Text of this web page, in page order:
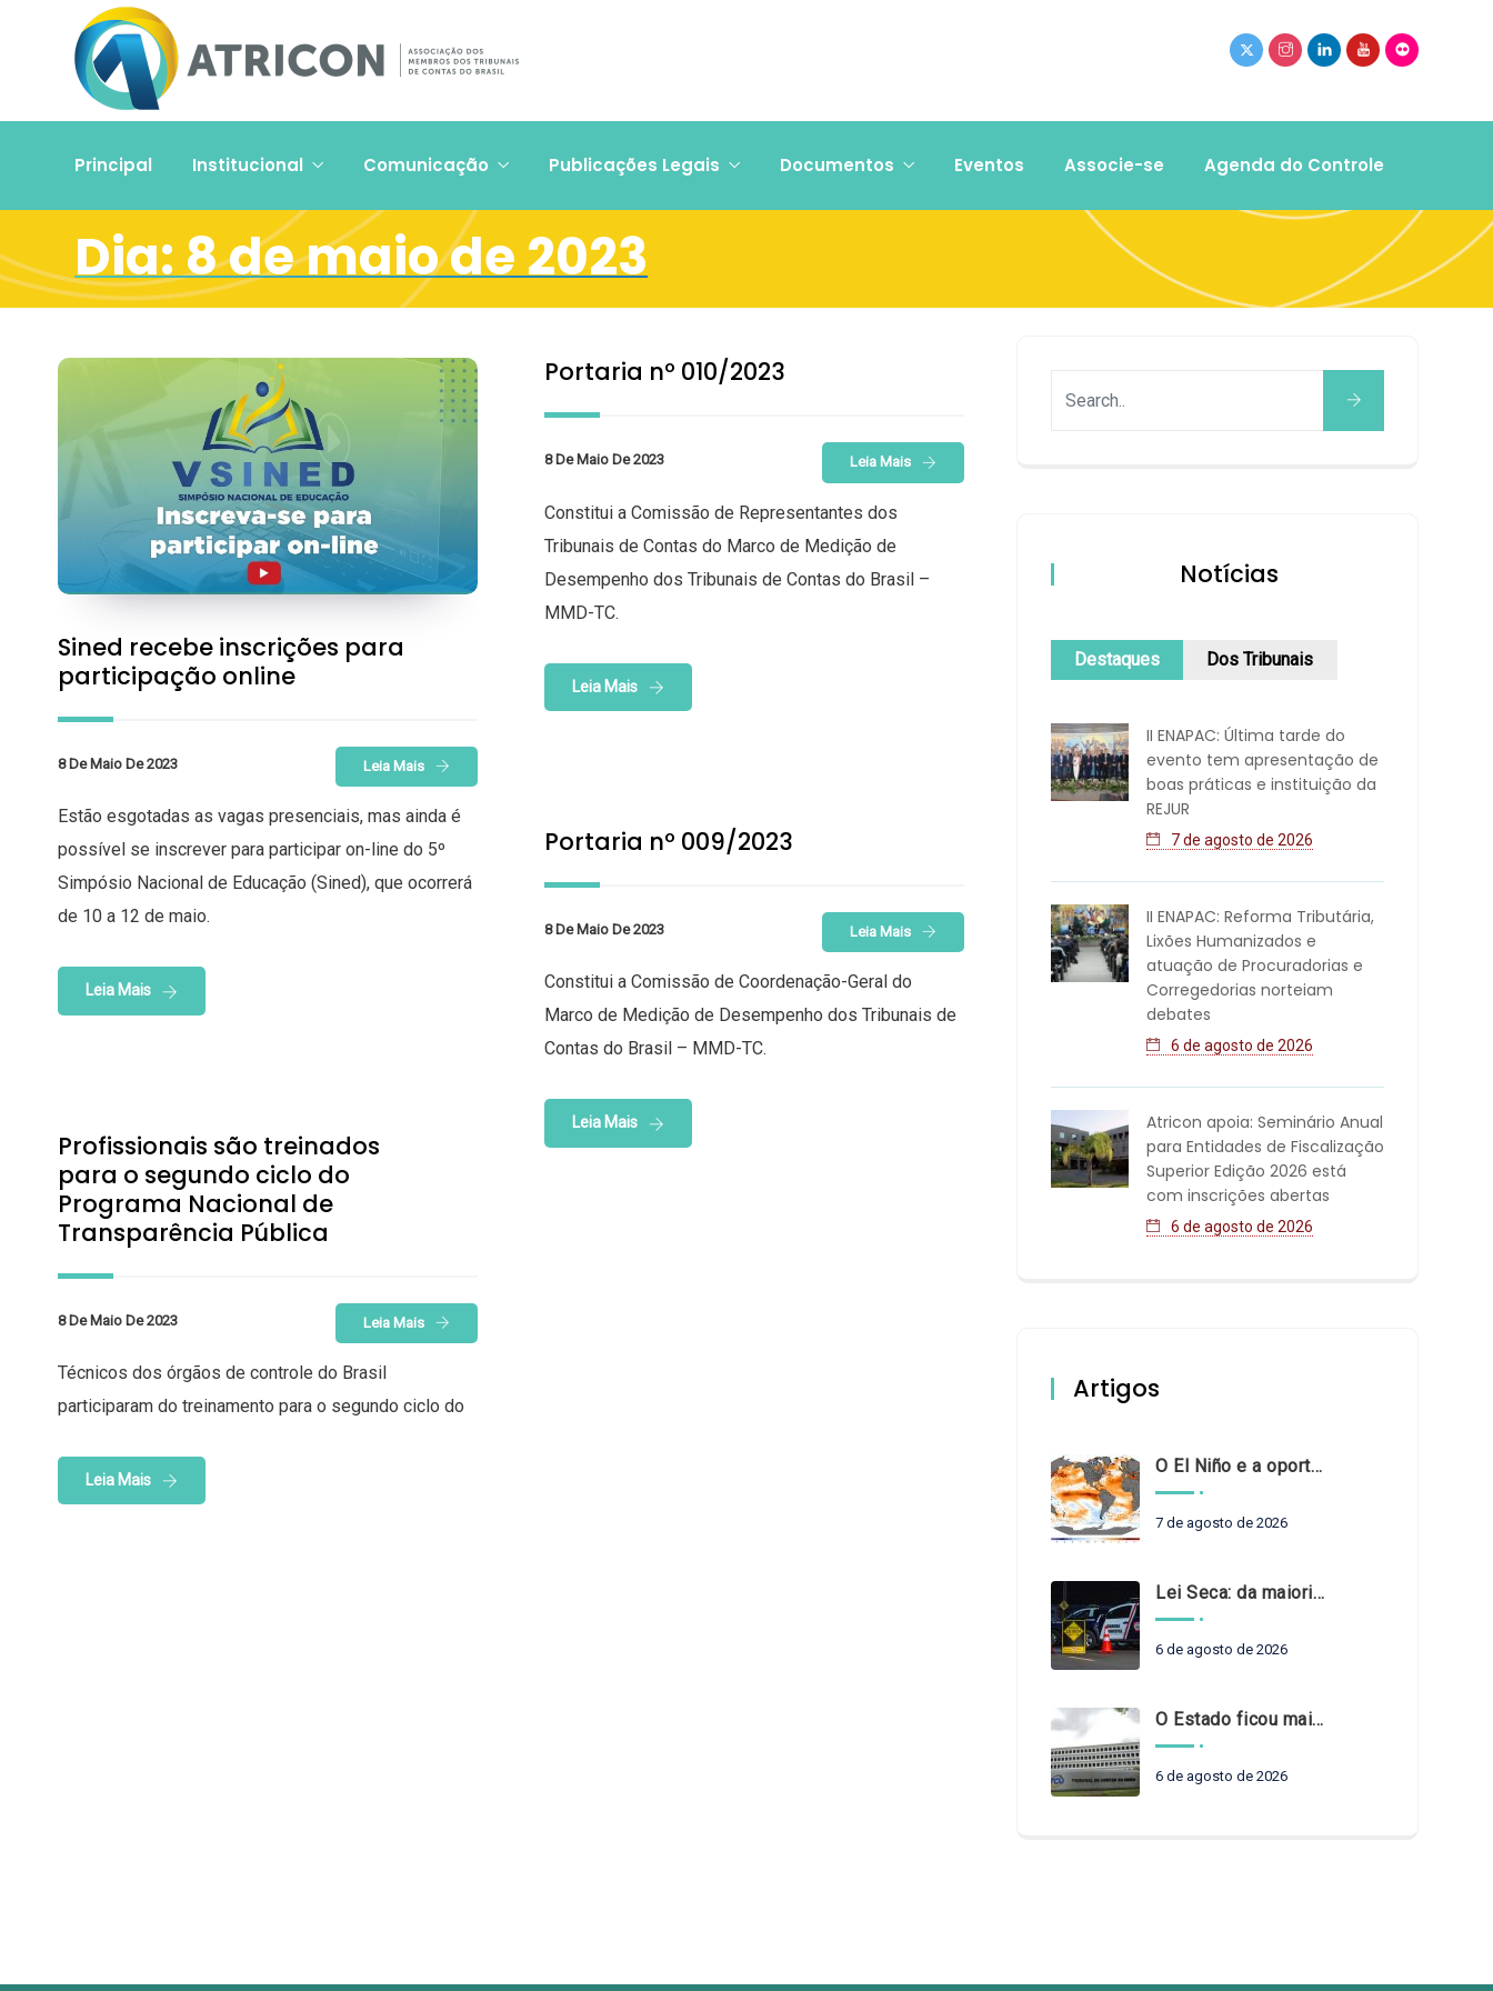
Principal Institucional Comunicação Publicações Legais Documentos Eventos Associe-se Agenda do Controle
Dia:8 de maio de 2023
Sined recebe inscrições para
participação online
8 De Maio De 2023 Leia Mais
Estão esgotadas as vagas presenciais, mas ainda é
possível se inscrever para participar on-line do 5º
Simpósio Nacional de Educação (Sined), que ocorrerá
de 10 a 12 de maio.
Leia Mais
Portaria nº 010/2023
8 De Maio De 2023 Leia Mais
Constitui a Comissão de Representantes dos
Tribunais de Contas do Marco de Medição de
Desempenho dos Tribunais de Contas do Brasil –
MMD-TC.
Leia Mais
Portaria nº 009/2023
8 De Maio De 2023 Leia Mais
Constitui a Comissão de Coordenação-Geral do
Marco de Medição de Desempenho dos Tribunais de
Contas do Brasil – MMD-TC.
Leia Mais
Profissionais são treinados
para o segundo ciclo do
Programa Nacional de
Transparência Pública
8 De Maio De 2023 Leia Mais
Técnicos dos órgãos de controle do Brasil
participaram do treinamento para o segundo ciclo do
Leia Mais
Notícias
Destaques Dos Tribunais
II ENAPAC: Última tarde do
evento tem apresentação de
boas práticas e instituição da
REJUR
7 de agosto de 2026
II ENAPAC: Reforma Tributária,
Lixões Humanizados e
atuação de Procuradorias e
Corregedorias norteiam
debates
6 de agosto de 2026
Atricon apoia: Seminário Anual
para Entidades de Fiscalização
Superior Edição 2026 está
com inscrições abertas
6 de agosto de 2026
Artigos
O El Niño e a oportunidade de fortalecer o controle externo das políticas climáticas
7 de agosto de 2026
Lei Seca: da maioridade à maturidade
6 de agosto de 2026
O Estado ficou mais complexo. O controle precisa acompanhar
6 de agosto de 2026